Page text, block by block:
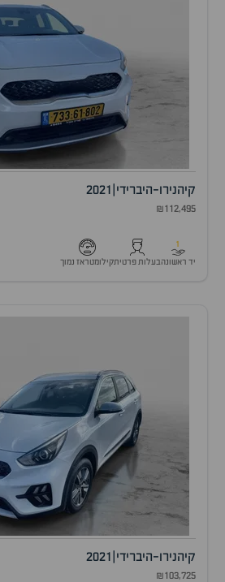
קיהנירו-היברידי 2021
₪112,495
1
יד ראשונהבעלות פרטיתקילומטראז נמוך
קיהנירו-היברידי 2021
₪103,725